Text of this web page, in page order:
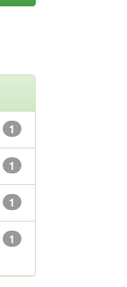
1
1
1
1